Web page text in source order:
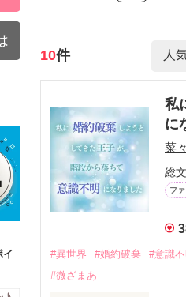
検索ワード
詳しく検索
検索対象
キ
ジャンル
10件
私
に
菜々
総
フ
#異世界 #婚約破棄 #意識不
#微ざまあ
イ